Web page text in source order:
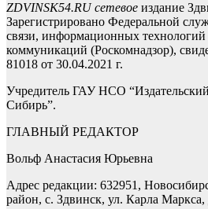
ZDVINSK54.RU сетевое издание
Зарегистрировано Федеральной
связи, информационных
коммуникаций (Роскомнадзор),
81018 от 30.04.2021 г.
Учредитель ГАУ НСО
Сибирь”.
ГЛАВНЫЙ РЕДАКТОР
Вольф Анастасия Юрьевна
Адрес редакции: 632951,
район, с. Здвинск, ул. Карла Маркса,